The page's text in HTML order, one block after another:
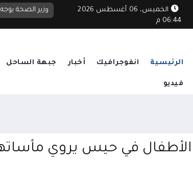
الخميس، 06 أغسطس 2026
06:44 م
البحر الأحمر وباب المندب
الرئيسية انفوجرافيك أخبار جبهة الساحل
فيديو
الأطفال في حيس يروي